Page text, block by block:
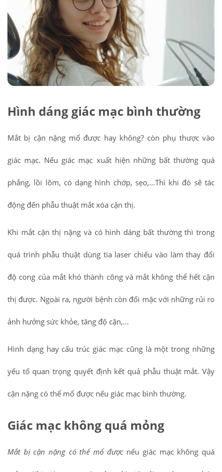
Hình dáng giác mạc bình thường
Mắt bị cận nặng mổ được hay không? còn phụ thược vào
giác mạc. Nếu giác mạc xuất hiện những bất thường quá
phẳng, lồi lõm, có dạng hình chớp, sẹo,…Thì khi đó sẽ tác
động đến phẫu thuật mắt xóa cận thị.
Khi mắt cận thị nặng và có hình dáng bất thường thì trong
quá trình phẫu thuật dùng tia laser chiếu vào làm thay đổi
độ cong của mắt khó thành công và mắt không thể hết cận
thị được. Ngoài ra, người bệnh còn đối mặc với những rủi ro
ảnh hưởng sức khỏe, tăng độ cận,...
Hình dạng hay cấu trúc giác mạc cũng là một trong những
yếu tố quan trọng quyết định kết quả phẫu thuật mắt. Vậy
cận nặng có thể mổ được nếu giác mạc bình thường.
Giác mạc không quá mỏng
Mắt bị cận nặng có thể mổ đượcnếu giác mạc không quá